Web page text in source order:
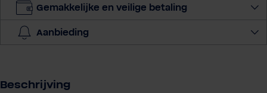
e
Gemakkelijke en veilige betaling
Aanbieding
Beschrijving